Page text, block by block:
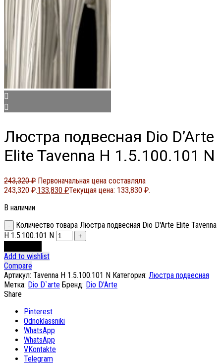
Люстра подвесная Dio D’Arte
Elite Tavenna H 1.5.100.101 N
243,320₽ Первоначальная цена составляла
243,320 ₽.133,830 ₽Текущая цена: 133,830 ₽.
В наличии
Количество товара Люстра подвесная Dio D'Arte Elite Tavenna
H 1.5.100.101 N
Add to wishlist
Compare
Артикул: Tavenna H 1.5.100.101 N Категория: Люстра подвесная
Метка: Dio D`arte Бренд: Dio D'Arte
Share
Pinterest
Odnoklassniki
WhatsApp
WhatsApp
VKontakte
Telegram